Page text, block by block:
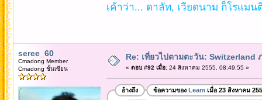
เค้าว่า... ดาลัท, เวียดนาม ก็โรแม
seree_60
Cmadong Member
Cmadong ชั้นเซียน
Re: เที่ยวไปตามตะวัน: Switzerland
« ตอบ #92 เมื่อ:24 สิงหาคม 2555, 08:49:55 »
อ้างถึง ข้อความของ Leam เมื่อ 23 สิงหาคม